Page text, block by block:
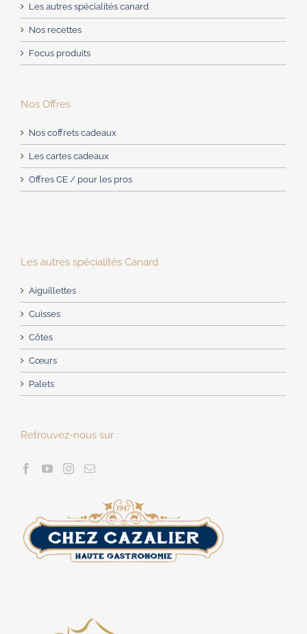
Les autres spécialités canard
Nos recettes
Focus produits
Nos Offres
Nos coffrets cadeaux
Les cartes cadeaux
Offres CE / pour les pros
Les autres spécialités Canard
Aiguillettes
Cuisses
Côtes
Cœurs
Palets
Retrouvez-nous sur :